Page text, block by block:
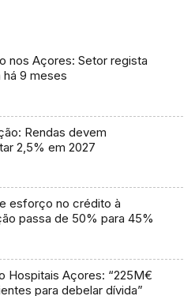
nos Açores: Setor regista
há 9 meses
Rendas devem
2,5% em 2027
esforço no crédito à
passa de 50% para 45%
Hospitais Açores: “225M€
para debelar dívida”